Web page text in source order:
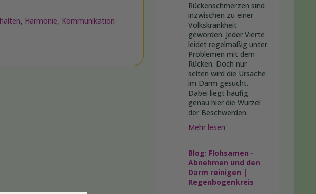
Rückenschmerzen sind
inzwischen zu einer
Volkskrankheit
geworden. Jeder Vierte
leidet regelmäßig unter
Problemen mit dem
Rücken. Doch nur
selten wird die Ursache
im Darm gesucht.
Dabei liegt häufig
genau hier die Wurzel
der Beschwerden.
Mehr lesen
Blog: Flohsamen -
Abnehmen und den
Darm reinigen |
Regenbogenkreis
, Harmonie, Kommunikation